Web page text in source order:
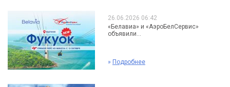
26.06.2026 06:42
«Белавиа» и «АэроБелСервис»
объявили...
» Подробнее